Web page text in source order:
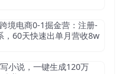
境电商0-1掘金营：注册-
，60天快速出单月营收8w
小说，一键生成120万